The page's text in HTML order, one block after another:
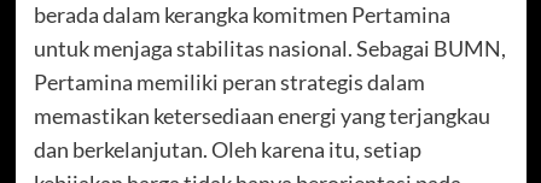
berada dalam kerangka komitmen Pertamina
untuk menjaga stabilitas nasional. Sebagai BUMN,
Pertamina memiliki peran strategis dalam
memastikan ketersediaan energi yang terjangkau
dan berkelanjutan. Oleh karena itu, setiap